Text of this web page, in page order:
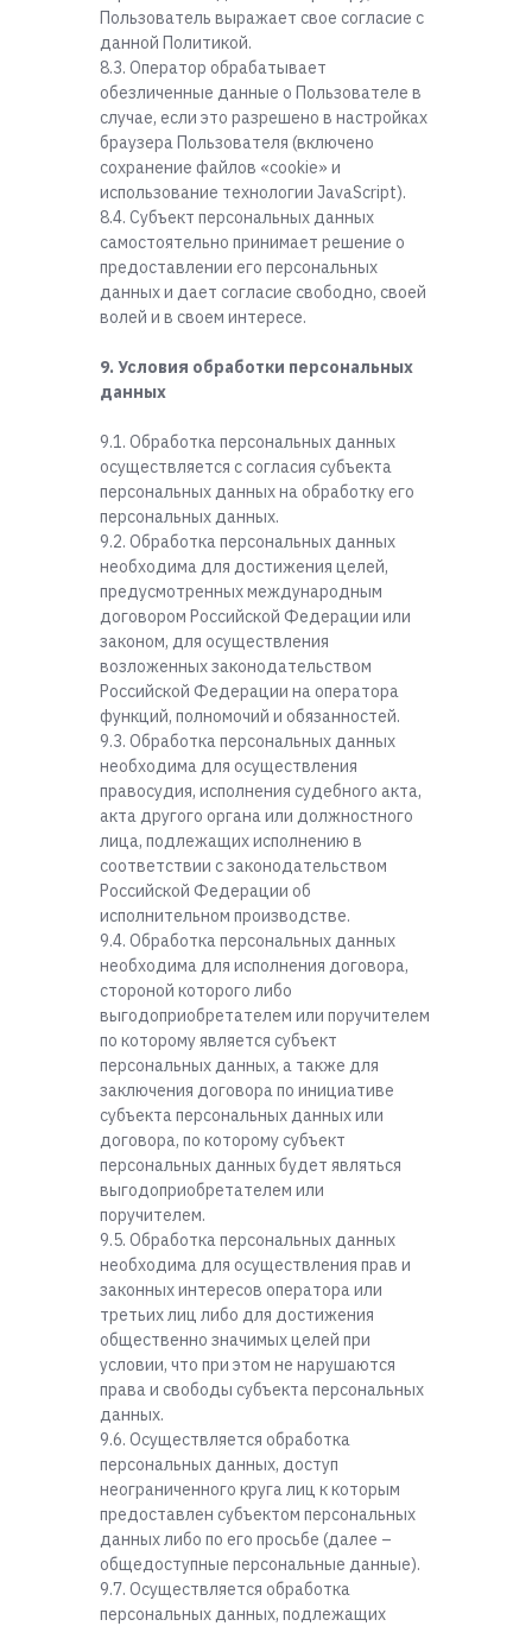
Пользователь выражает свое согласие с
данной Политикой.
8.3. Оператор обрабатывает
обезличенные данные о Пользователе в
случае, если это разрешено в настройках
браузера Пользователя (включено
сохранение файлов «cookie» и
использование технологии JavaScript).
8.4. Субъект персональных данных
самостоятельно принимает решение о
предоставлении его персональных
данных и дает согласие свободно, своей
волей и в своем интересе.
9. Условия обработки персональных
данных
9.1. Обработка персональных данных
осуществляется с согласия субъекта
персональных данных на обработку его
персональных данных.
9.2. Обработка персональных данных
необходима для достижения целей,
предусмотренных международным
договором Российской Федерации или
законом, для осуществления
возложенных законодательством
Российской Федерации на оператора
функций, полномочий и обязанностей.
9.3. Обработка персональных данных
необходима для осуществления
правосудия, исполнения судебного акта,
акта другого органа или должностного
лица, подлежащих исполнению в
соответствии с законодательством
Российской Федерации об
исполнительном производстве.
9.4. Обработка персональных данных
необходима для исполнения договора,
стороной которого либо
выгодоприобретателем или поручителем
по которому является субъект
персональных данных, а также для
заключения договора по инициативе
субъекта персональных данных или
договора, по которому субъект
персональных данных будет являться
выгодоприобретателем или
поручителем.
9.5. Обработка персональных данных
необходима для осуществления прав и
законных интересов оператора или
третьих лиц либо для достижения
общественно значимых целей при
условии, что при этом не нарушаются
права и свободы субъекта персональных
данных.
9.6. Осуществляется обработка
персональных данных, доступ
неограниченного круга лиц к которым
предоставлен субъектом персональных
данных либо по его просьбе (далее –
общедоступные персональные данные).
9.7. Осуществляется обработка
персональных данных, подлежащих